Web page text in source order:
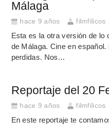
Málaga
hace 9 años filmfilicos
Esta es la otra versión de lo
de Málaga. Cine en
perdidas. Nos…
Reportaje del 20
hace 9 años filmfilicos
En este reportaje te